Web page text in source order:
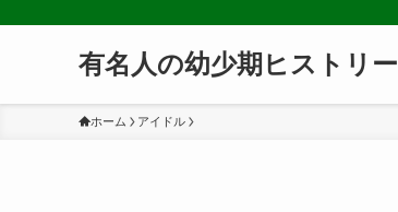
有名人の幼少期ヒストリー
ホーム アイドル